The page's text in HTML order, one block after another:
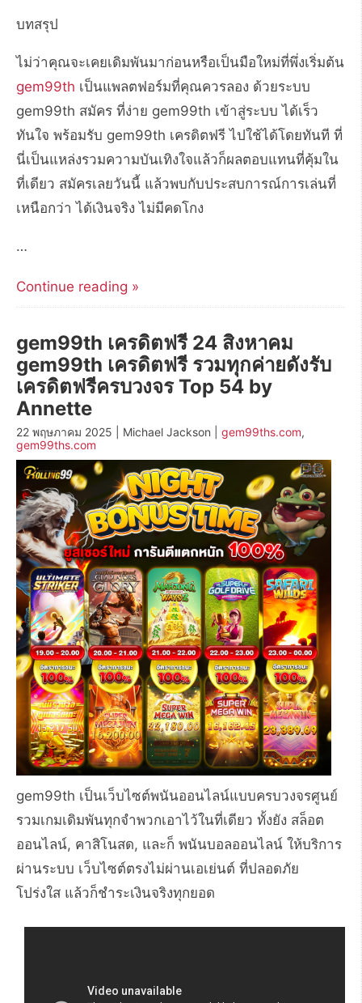
บทสรุป
ไม่ว่าคุณจะเคยเดิมพันมาก่อนหรือเป็นมือใหม่ที่พึ่งเริ่มต้น
gem99th เป็นแพลตฟอร์มที่คุณควรลอง ด้วยระบบ
gem99th สมัคร ที่ง่าย gem99th เข้าสู่ระบบ ได้เร็ว
ทันใจ พร้อมรับ gem99th เครดิตฟรี ไปใช้ได้โดยทันที ที่
นี่เป็นแหล่งรวมความบันเทิงใจแล้วก็ผลตอบแทนที่คุ้มใน
ที่เดียว สมัครเลยวันนี้ แล้วพบกับประสบการณ์การเล่นที่
เหนือกว่า ได้เงินจริง ไม่มีคดโกง
…
Continue reading »
gem99th เครดิตฟรี 24 สิงหาคม
gem99th เครดิตฟรี รวมทุกค่ายดังรับ
เครดิตฟรีครบวงจร Top 54 by
Annette
22 พฤษภาคม 2025 | Michael Jackson | gem99ths.com,
gem99ths.com
gem99th เป็นเว็บไซต์พนันออนไลน์แบบครบวงจรศูนย์
รวมเกมเดิมพันทุกจำพวกเอาไว้ในที่เดียว ทั้งยัง สล็อต
ออนไลน์, คาสิโนสด, และก็ พนันบอลออนไลน์ ให้บริการ
ผ่านระบบ เว็บไซต์ตรงไม่ผ่านเอเย่นต์ ที่ปลอดภัย
โปร่งใส แล้วก็ชำระเงินจริงทุกยอด